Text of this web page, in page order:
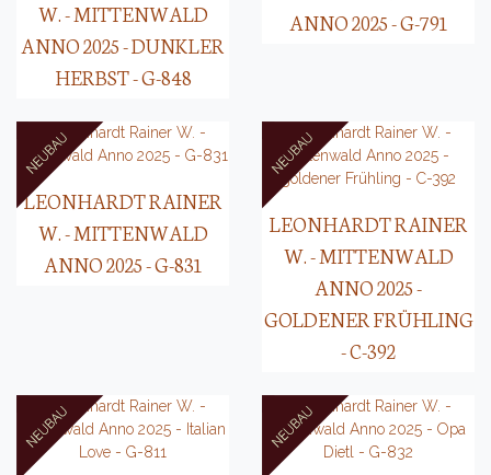
W. - MITTENWALD
ANNO 2025 - DUNKLER
HERBST - G-848
ANNO 2025 - G-791
LEONHARDT RAINER
W. - MITTENWALD
ANNO 2025 - G-831
LEONHARDT RAINER
W. - MITTENWALD
ANNO 2025 -
GOLDENER FRÜHLING
- C-392